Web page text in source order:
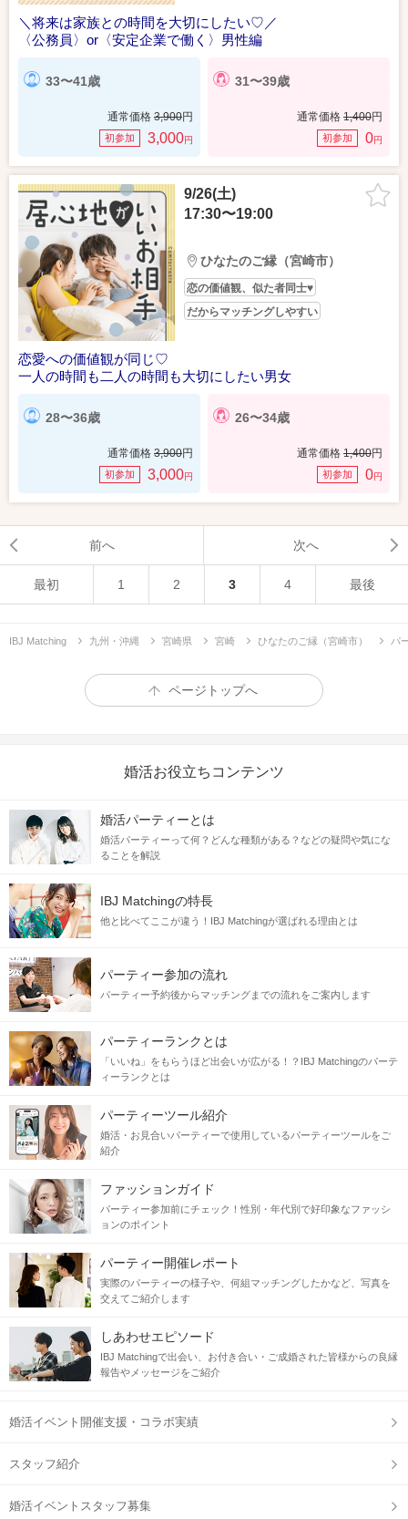
＼将来は家族との時間を大切にしたい♡／
〈公務員〉or〈安定企業で働く〉男性編
33〜41歳
通常価格 3,900円
初参加 3,000円
31〜39歳
通常価格 1,400円
初参加 0円
9/26(土)
17:30〜19:00
ひなたのご縁（宮崎市）
恋の価値観、似た者同士♥
だからマッチングしやすい
恋愛への価値観が同じ♡
一人の時間も二人の時間も大切にしたい男女
28〜36歳
通常価格 3,900円
初参加 3,000円
26〜34歳
通常価格 1,400円
初参加 0円
前へ 次へ
最初 1 2 3 4 最後
IBJ Matching 九州・沖縄 宮崎県 宮崎 ひなたのご縁（宮崎市） パ
ページトップへ
婚活お役立ちコンテンツ
婚活パーティーとは
婚活パーティーって何？どんな種類がある？などの疑問や気にな
ることを解説
IBJ Matchingの特長
他と比べてここが違う！IBJ Matchingが選ばれる理由とは
パーティー参加の流れ
パーティー予約後からマッチングまでの流れをご案内します
パーティーランクとは
「いいね」をもらうほど出会いが広がる！？IBJ Matchingのパーテ
ィーランクとは
パーティーツール紹介
婚活・お見合いパーティーで使用しているパーティーツールをご
紹介
ファッションガイド
パーティー参加前にチェック！性別・年代別で好印象なファッシ
ョンのポイント
パーティー開催レポート
実際のパーティーの様子や、何組マッチングしたかなど、写真を
交えてご紹介します
しあわせエピソード
IBJ Matchingで出会い、お付き合い・ご成婚された皆様からの良縁
報告やメッセージをご紹介
婚活イベント開催支援・コラボ実績
スタッフ紹介
婚活イベントスタッフ募集